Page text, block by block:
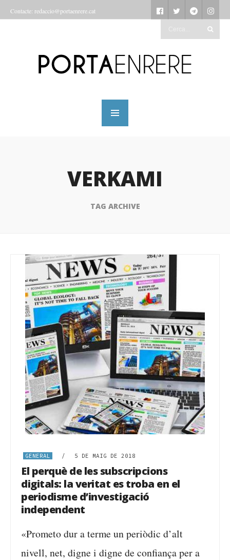
Contacte: redaccio@portaenrere.cat
VERKAMI
TAG ARCHIVE
GENERAL / 5 DE MAIG DE 2018
El perquè de les subscripcions
digitals: la veritat es troba en el
periodisme d’investigació
independent
«Prometo dur a terme un periòdic d’alt
nivell, net, digne i digne de confiança per a